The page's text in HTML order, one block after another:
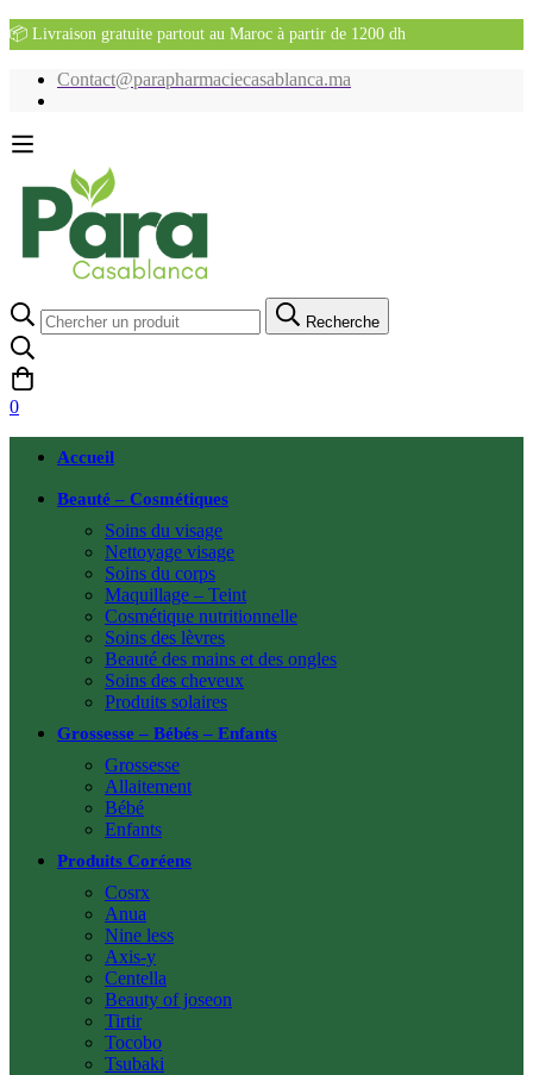
📦 Livraison gratuite partout au Maroc à partir de 1200 dh
Contact@parapharmaciecasablanca.ma
Recherche
pour:
Recherche
0
Accueil
Beauté – Cosmétiques
Soins du visage
Nettoyage visage
Soins du corps
Maquillage – Teint
Cosmétique nutritionnelle
Soins des lèvres
Beauté des mains et des ongles
Soins des cheveux
Produits solaires
Grossesse – Bébés – Enfants
Grossesse
Allaitement
Bébé
Enfants
Produits Coréens
Cosrx
Anua
Nine less
Axis-y
Centella
Beauty of joseon
Tirtir
Tocobo
Tsubaki